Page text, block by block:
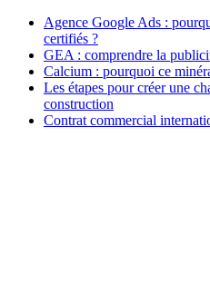
Agence Google Ads :
certifiés ?
GEA : comprendre la
Calcium : pourquoi ce
Les étapes pour créer une
construction
Contrat commercial